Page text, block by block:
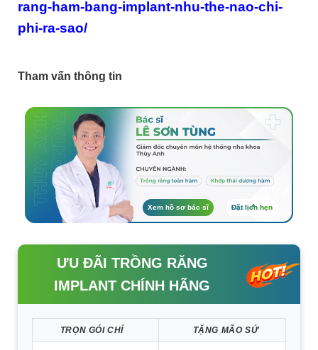
rang-ham-bang-implant-nhu-the-nao-chi-
phi-ra-sao/
Tham vấn thông tin
Xem hồ sơ bác sĩ Đặt lịch hẹn
ƯU ĐÃI TRỒNG RĂNG
IMPLANT CHÍNH HÃNG
TRỌN GÓI CHỈ TẶNG MÃO SỨ